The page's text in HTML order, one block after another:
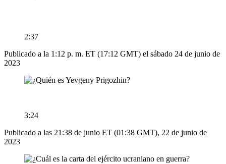
2:37
Publicado a la 1:12 p. m. ET (17:12 GMT) el sábado 24 de junio de
2023
3:24
Publicado a las 21:38 de junio ET (01:38 GMT), 22 de junio de
2023